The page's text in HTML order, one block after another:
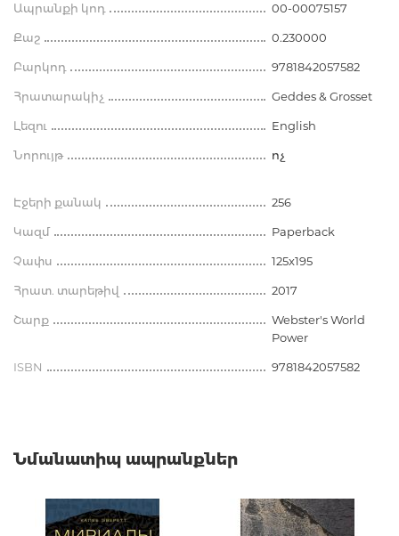
Ապրանքի կոդ 00-00075157
Քաշ 0.230000
Բարկոդ 9781842057582
Հրատարակիչ Geddes & Grosset
Լեզու English
Նորույթ ոչ
Էջերի քանակ 256
Կազմ Paperback
Չափս 125x195
Հրատ. տարեթիվ 2017
Շարք
Webster's World
Power
ISBN 9781842057582
Նմանատիպ ապրանքներ